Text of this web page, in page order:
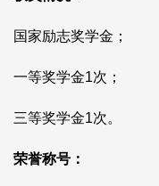
国家励志奖学金；
一等奖学金1次；
三等奖学金1次。
荣誉称号：